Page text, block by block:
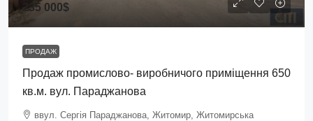
235 000$
ПРОДАЖ
Продаж промислово- виробничого приміщення 650
кв.м. вул. Параджанова
ввул. Сергія Параджанова, Житомир, Житомирська